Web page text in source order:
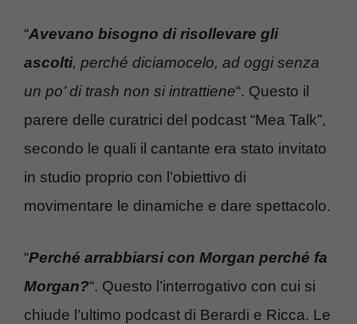
“Avevano bisogno di risollevare gli
ascolti, perché diciamocelo, ad oggi senza
un po’ di trash non si intrattiene“. Questo il
parere delle curatrici del podcast “Mea Talk”,
secondo le quali il cantante era stato invitato
in studio proprio con l’obiettivo di
movimentare le dinamiche e dare spettacolo.
“Perché arrabbiarsi con Morgan perché fa
Morgan?“. Questo l’interrogativo con cui si
chiude l’ultimo podcast di Berardi e Ricca. Le